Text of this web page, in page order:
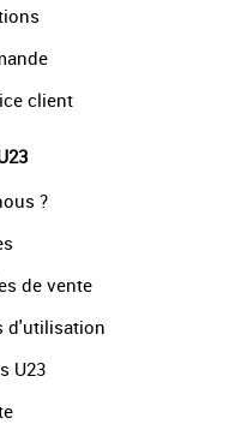
client
?
de vente
d'utilisation
U23